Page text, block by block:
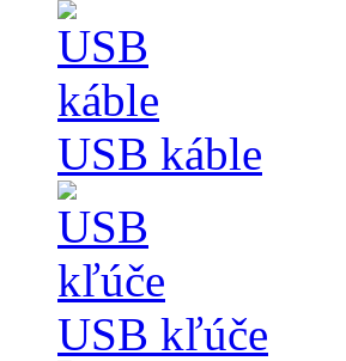
USB káble
USB kľúče